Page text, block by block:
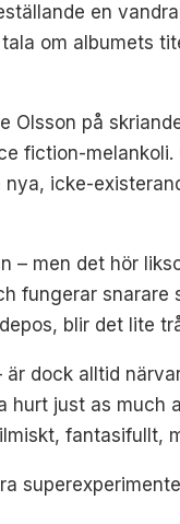
en
om albumets
Olsson på
fiction-melankoli.
icke-
– men det hör
fungerar
blir det lite
dock alltid
just as much
fantasifullt,